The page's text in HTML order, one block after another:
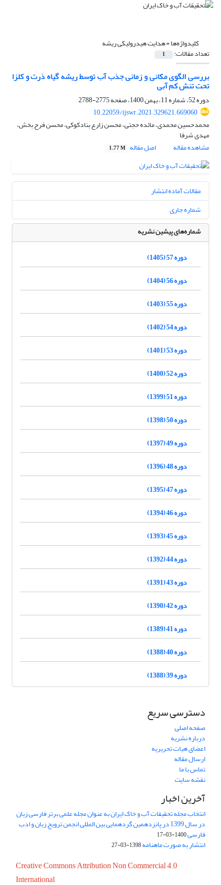
کلیدواژه‌ها =هدایت هیدرولیکی ریشه
تعداد مقالات: 1
بررسی الگوی مکانی و زمانی جذب آب توسط ریشه گیاه ذرت و کلزا
تحت تنش کم آبی
دوره 52، شماره 11، بهمن 1400، صفحه
2775-2788
10.22059/ijswr.2021.329621.669060
محمدحسین محمدی، مائده حجتی، محسن زارع بنادکوکی، محسن فرح بخش،
مهدی شرفا
مشاهده مقاله
اصل مقاله 1.77 M
مقالات آماده انتشار
شماره جاری
شماره‌های پیشین نشریه
دوره 57 (1405)
دوره 56 (1404)
دوره 55 (1403)
دوره 54 (1402)
دوره 53 (1401)
دوره 52 (1400)
دوره 51 (1399)
دوره 50 (1398)
دوره 49 (1397)
دوره 48 (1396)
دوره 47 (1395)
دوره 46 (1394)
دوره 45 (1393)
دوره 44 (1392)
دوره 43 (1391)
دوره 42 (1390)
دوره 41 (1389)
دوره 40 (1388)
دوره 39 (1388)
دسترسی سریع
صفحه اصلی
درباره نشریه
اعضای هیات تحریریه
ارسال مقاله
تماس با ما
نقشه سایت
آخرین اخبار
انتخاب مجله تحقیقات آب و خاک ایران به عنوان مجله علمی برتر فارسی زبان
در سال 1399 در پانزدهمین گردهمایی بین المللی انجمن ترویج زبان و ادب
فارسی1400-03-17
انتشار به صورت ماهنامه1398-03-27
Creative Commons Attribution Non Commercial 4.0
International